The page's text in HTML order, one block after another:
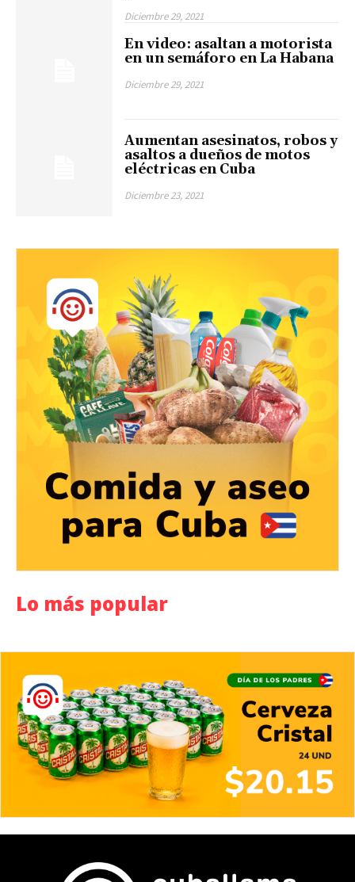
Diciembre 29, 2021
En video: asaltan a motorista
en un semáforo en La Habana
Diciembre 29, 2021
Aumentan asesinatos, robos y
asaltos a dueños de motos
eléctricas en Cuba
Diciembre 23, 2021
Lo más popular